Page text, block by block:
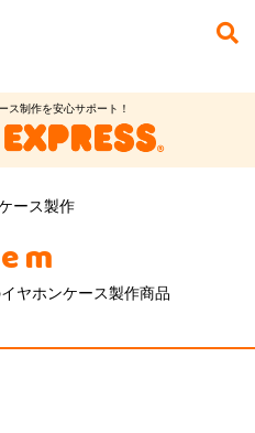
ス制作を安心サポート！
ース製作
ヤホンケース製作商品